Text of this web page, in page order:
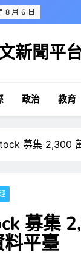
8 月 6 日
新聞平
政治 教育
募集 2,300
募集
平臺